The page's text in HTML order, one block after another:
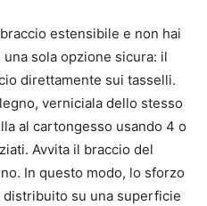
estensibile e non hai
sola opzione sicura: il
direttamente sui tasselli.
verniciala dello stesso
al cartongesso usando 4 o
Avvita il braccio del
In questo modo, lo sforzo
su una superficie